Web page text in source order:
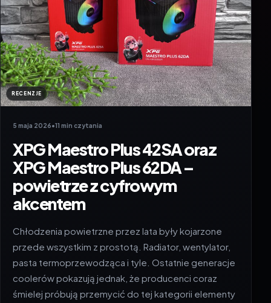
RECENZJE
5 maja 2026•11 min czytania
XPG Maestro Plus 42SA oraz
XPG Maestro Plus 62DA –
powietrze z cyfrowym
akcentem
Chłodzenia powietrzne przez lata były kojarzone
przede wszystkim z prostotą. Radiator, wentylator,
pasta termoprzewodząca i tyle. Ostatnie generacje
coolerów pokazują jednak, że producenci coraz
śmielej próbują przemycić do tej kategorii elementy